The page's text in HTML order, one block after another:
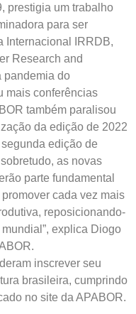
prestigia um trabalho
para ser
Internacional IRRDB,
Research and
pandemia do
mais conferências
também paralisou
da edição de 2022
edição de
as novas
parte fundamental
cada vez mais
reposicionando-
explica Diogo
inscrever seu
brasileira, cumprindo
no site da APABOR.